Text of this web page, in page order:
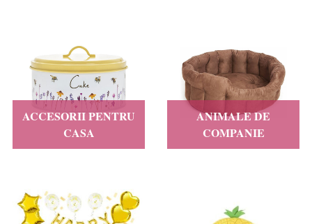
ACCESORII PENTRU
CASA
ANIMALE DE
COMPANIE